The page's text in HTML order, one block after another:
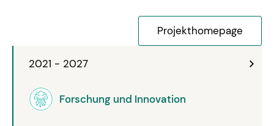
2021 - 2027
Forschung und Innovation
Projekthomepage